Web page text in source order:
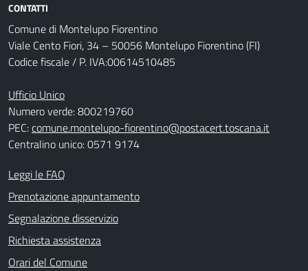
CONTATTI
Comune di Montelupo Fiorentino
Viale Cento Fiori, 34 – 50056 Montelupo Fiorentino (FI)
Codice fiscale / P. IVA:00614510485
Ufficio Unico
Numero verde: 800219760
PEC:comune.montelupo-fiorentino@postacert.toscana.it
Centralino unico: 0571 9174
Leggi le FAQ
Prenotazione appuntamento
Segnalazione disservizio
Richiesta assistenza
Orari del Comune